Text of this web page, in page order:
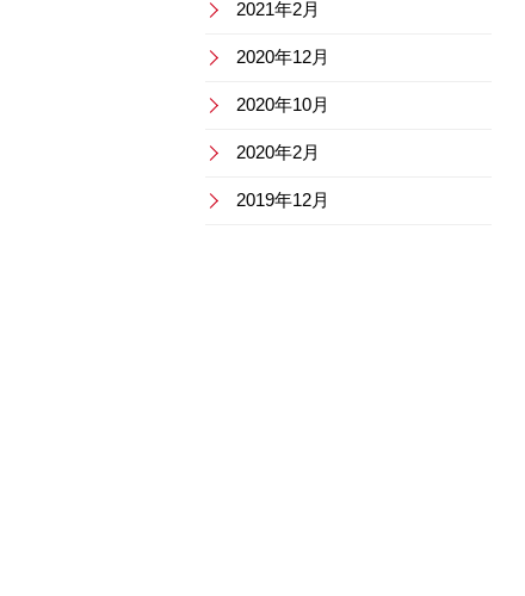
2021年2月
2020年12月
2020年10月
2020年2月
2019年12月